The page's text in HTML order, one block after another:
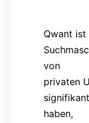
Qwant ist
von
privaten
haben,